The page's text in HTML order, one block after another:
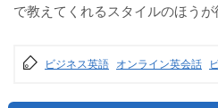
で教えてくれるスタイルのほうが
ビジネス英語 オンライン英会話